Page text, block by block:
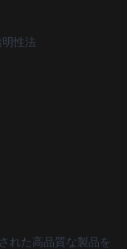
性法
れた高品質な製品を